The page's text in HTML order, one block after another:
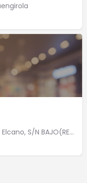
Precio medio: 10,00 Juan Sebastián Elcano, S/N BAJO(REST HONG-KONG) 29640 Fuengirola